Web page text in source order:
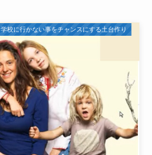
学校に行かない事をチャンスにする土台作り